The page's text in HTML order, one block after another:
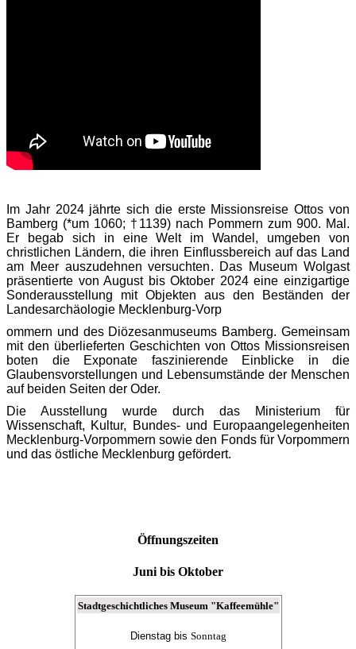
Im Jahr 2024 jährte sich die erste Missionsreise Ottos von
Bamberg (*um 1060; †1139) nach Pommern zum 900. Mal.
Er begab sich in eine Welt im Wandel, umgeben von
christlichen Ländern, die ihren Einflussbereich auf das Land
am Meer auszudehnen versuchten. Das Museum Wolgast
präsentierte von August bis Oktober 2024 eine einzigartige
Sonderausstellung mit Objekten aus den Beständen der
Landesarchäologie Mecklenburg-Vorp
ommern und des Diözesanmuseums Bamberg. Gemeinsam
mit den überlieferten Geschichten von Ottos Missionsreisen
boten die Exponate faszinierende Einblicke in die
Glaubensvorstellungen und Lebensumstände der Menschen
auf beiden Seiten der Oder.
Die Ausstellung wurde durch das Ministerium für
Wissenschaft, Kultur, Bundes- und Europaangelegenheiten
Mecklenburg-Vorpommern sowie den Fonds für Vorpommern
und das östliche Mecklenburg gefördert.
Öffnungszeiten
Juni bis Oktober
Stadtgeschichtliches Museum "Kaffeemühle"
Dienstag bis Sonntag